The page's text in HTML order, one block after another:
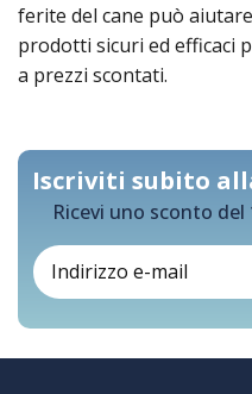
ferite del cane può
prodotti sicuri ed efficaci
a prezzi scontati.
Iscriviti subito
Ricevi uno sconto